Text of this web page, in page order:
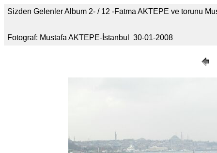
Sizden Gelenler Album 2- / 12 -Fatma AKTEPE ve torunu
Fotograf: Mustafa AKTEPE-İstanbul 30-01-2008